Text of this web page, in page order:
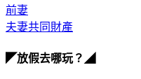
前妻
夫妻共同財產
◤放假去哪玩？◢